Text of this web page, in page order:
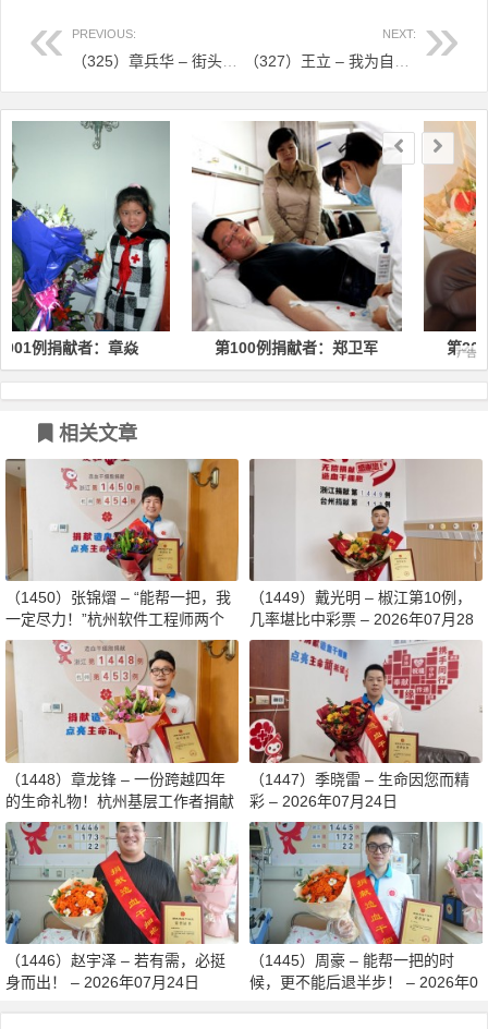
PREVIOUS: NEXT:
文章导航
第100例捐献者：郑卫军 第200例捐献者：柳蓓蕾
相关文章
（1450）张锦熠 – “能帮一把，我
一定尽力！”杭州软件工程师两个
月减重13斤赴生命之约 – 2026年0
8月03日
（1449）戴光明 – 椒江第10例，
几率堪比中彩票 – 2026年07月28
日
（1448）章龙锋 – 一份跨越四年
的生命礼物！杭州基层工作者捐献
造血干细胞传递希望 – 2026年07
月27日
（1447）季晓雷 – 生命因您而精
彩 – 2026年07月24日
（1446）赵宇泽 – 若有需，必挺
身而出！ – 2026年07月24日
（1445）周豪 – 能帮一把的时
候，更不能后退半步！ – 2026年0